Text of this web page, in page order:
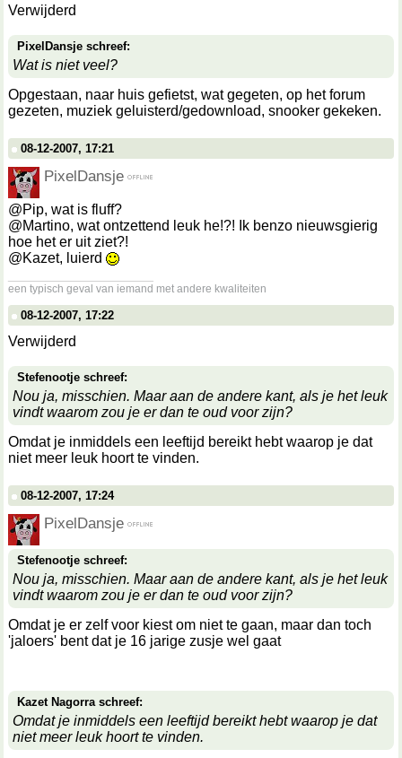
Verwijderd
PixelDansje schreef:
Wat is niet veel?
Opgestaan, naar huis gefietst, wat gegeten, op het forum
gezeten, muziek geluisterd/gedownload, snooker gekeken.
08-12-2007, 17:21
PixelDansje
@Pip, wat is fluff?
@Martino, wat ontzettend leuk he!?! Ik benzo nieuwsgierig
hoe het er uit ziet?!
@Kazet, luierd
een typisch geval van iemand met andere kwaliteiten
08-12-2007, 17:22
Verwijderd
Stefenootje schreef:
Nou ja, misschien. Maar aan de andere kant, als je het leuk
vindt waarom zou je er dan te oud voor zijn?
Omdat je inmiddels een leeftijd bereikt hebt waarop je dat
niet meer leuk hoort te vinden.
08-12-2007, 17:24
PixelDansje
Stefenootje schreef:
Nou ja, misschien. Maar aan de andere kant, als je het leuk
vindt waarom zou je er dan te oud voor zijn?
Omdat je er zelf voor kiest om niet te gaan, maar dan toch
'jaloers' bent dat je 16 jarige zusje wel gaat
Kazet Nagorra schreef:
Omdat je inmiddels een leeftijd bereikt hebt waarop je dat
niet meer leuk hoort te vinden.